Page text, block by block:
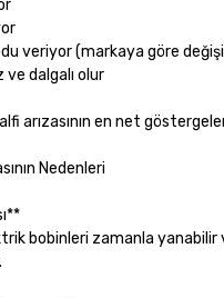
veriyor (markaya göre
dalgalı olur
arızasının en net
Nedenleri
bobinleri zamanla yanabilir